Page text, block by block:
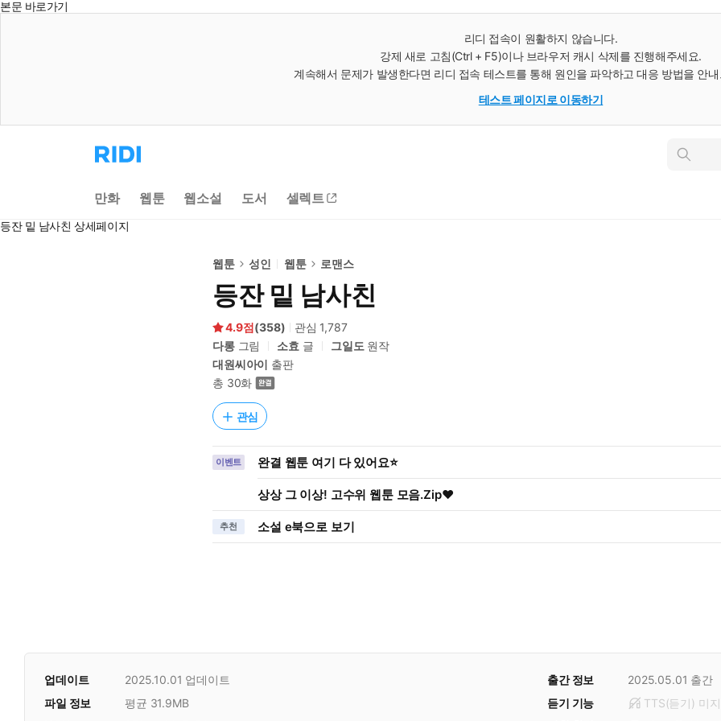
본문 바로가기
리디 접속이 원활하지 않습니다.
강제 새로 고침(Ctrl + F5)이나 브라우저 캐시 삭제를 진행해주세요.
계속해서 문제가 발생한다면 리디 접속 테스트를 통해 원인을 파악하고 대응 방법을 안
테스트 페이지로 이동하기
리
디
으
로
동
인
만화 웹툰 웹소설 도서 셀렉트
등잔 밑 남사친 상세페이지
웹툰 성인 웹툰 로맨스
등잔 밑 남사친
4.9 (358) 관심 1,787
다롱그림 소효 글 그일도 원작
대원씨아이 출판
총 30화
관심
이벤트 완결 웹툰 여기 다 있어요⭐
상상 그 이상! 고수위 웹툰 모음.Zip♥
추천 소설 e북으로 보기
업데이트 2025.10.01 업데이트 출간 정보 2025.05.01 출간
듣기 기능
TTS(듣기) 미
파일 정보
평균 31.9MB